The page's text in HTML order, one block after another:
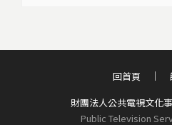
財團法人公共電視文化
Public Television
回首頁